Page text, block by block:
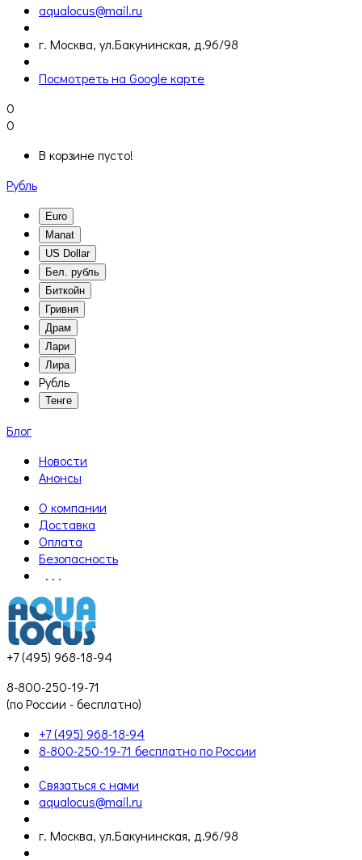
aqualocus@mail.ru
г. Москва, ул.Бакунинская, д.96/98
Посмотреть на Google карте
0
0
В корзине пусто!
Рубль
Euro
Manat
US Dollar
Бел. рубль
Биткойн
Гривня
Драм
Лари
Лира
Рубль
Тенге
Блог
Новости
Анонсы
О компании
Доставка
Оплата
Безопасность
. . .
+7 (495) 968-18-94
8-800-250-19-71
(по России - бесплатно)
+7 (495) 968-18-94
8-800-250-19-71 бесплатно по России
Связаться с нами
aqualocus@mail.ru
г. Москва, ул.Бакунинская, д.96/98